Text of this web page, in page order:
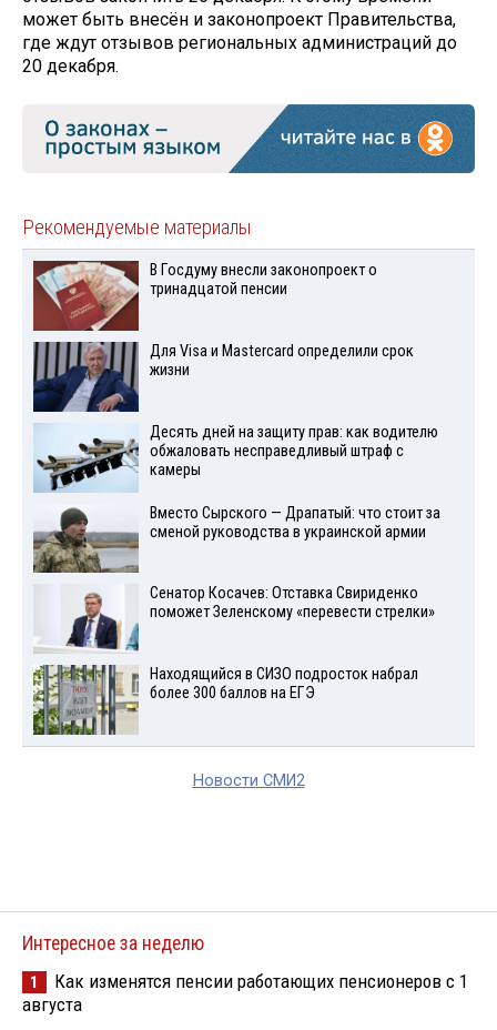
может быть внесён и законопроект Правительства,
где ждут отзывов региональных администраций до
20 декабря.
Рекомендуемые материалы
В Госдуму внесли законопроект о
тринадцатой пенсии
Для Visа и Mastercard определили срок
жизни
Десять дней на защиту прав: как водителю
обжаловать несправедливый штраф с
камеры
Вместо Сырского — Драпатый: что стоит за
сменой руководства в украинской армии
Сенатор Косачев: Отставка Свириденко
поможет Зеленскому «перевести стрелки»
Находящийся в СИЗО подросток набрал
более 300 баллов на ЕГЭ
Новости СМИ2
Интересное за неделю
1
Как изменятся пенсии работающих пенсионеров с 1
августа